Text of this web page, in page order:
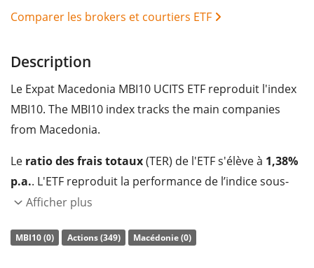
Comparer les brokers et courtiers ETF
Description
Le Expat Macedonia MBI10 UCITS ETF reproduit l'index
MBI10. The MBI10 index tracks the main companies
from Macedonia.
Le ratio des frais totaux(TER) de l'ETF s'élève à 1,38%
p.a.. L'ETF reproduit la performance de l’indice sous-
jacent en achetant toutes les composantes de l’indice
capitaliséset réinvestis dans l'ETF.
Afficher plus
MBI10 (0) Actions (349) Macédonie (0)